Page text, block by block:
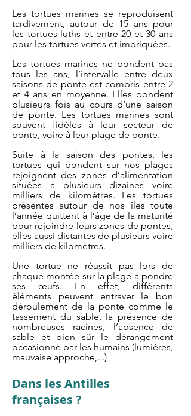
Les tortues marines se reproduisent
tardivement, autour de 15 ans pour
les tortues luths et entre 20 et 30 ans
pour les tortues vertes et imbriquées.
Les tortues marines ne pondent pas
tous les ans, l’intervalle entre deux
saisons de ponte est compris entre 2
et 4 ans en moyenne. Elles pondent
plusieurs fois au cours d’une saison
de ponte. Les tortues marines sont
souvent fidèles à leur secteur de
ponte, voire à leur plage de ponte.
Suite à la saison des pontes, les
tortues qui pondent sur nos plages
rejoignent des zones d’alimentation
situées à plusieurs dizaines voire
milliers de kilomètres. Les tortues
présentes autour de nos îles toute
l’année quittent à l’âge de la maturité
pour rejoindre leurs zones de pontes,
elles aussi distantes de plusieurs voire
milliers de kilomètres.
Une tortue ne réussit pas lors de
chaque montée sur la plage à pondre
ses œufs. En effet, différents
éléments peuvent entraver le bon
déroulement de la ponte comme le
tassement du sable, la présence de
nombreuses racines, l’absence de
sable et bien sûr le dérangement
occasionné par les humains (lumières,
mauvaise approche,...)
Dans les Antilles
françaises ?